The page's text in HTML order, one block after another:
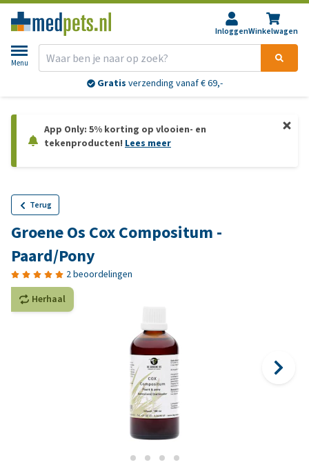
InloggenWinkelwagen
Menu
Gratis verzending vanaf € 69,-
App Only: 5% korting op vlooien- en
tekenproducten! Lees meer
Terug
Groene Os Cox Compositum -
Paard/Pony
2 beoordelingen
Herhaal